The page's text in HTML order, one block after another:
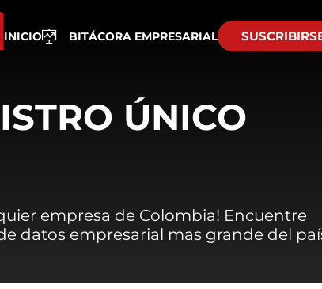
INICIO BITÁCORA EMPRESARIAL
ÚNICO
empresa de Colombia! Encuentre
datos empresarial mas grande del